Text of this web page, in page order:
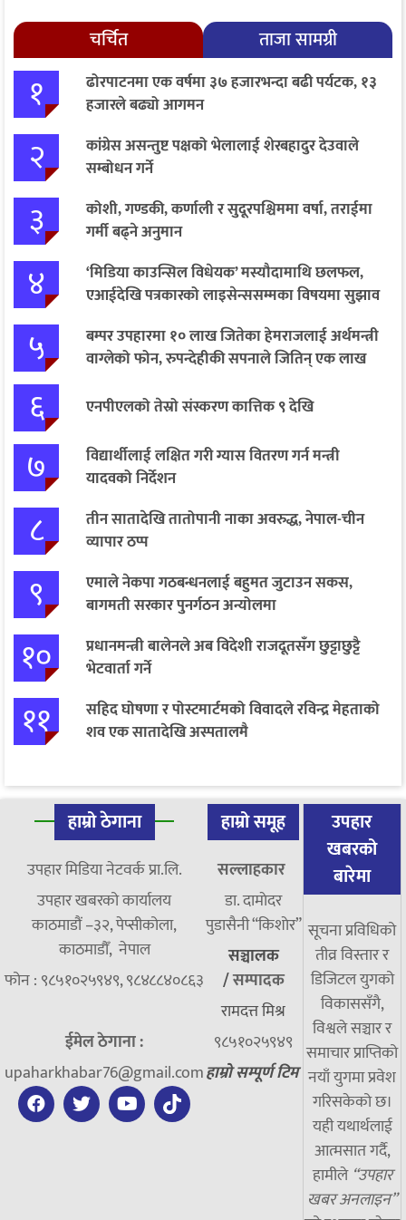
चर्चित ताजा सामग्री
१
ढोरपाटनमा एक वर्षमा ३७ हजारभन्दा बढी पर्यटक, १३
हजारले बढ्यो आगमन
२
कांग्रेस असन्तुष्ट पक्षको भेलालाई शेरबहादुर देउवाले
सम्बोधन गर्ने
३
कोशी, गण्डकी, कर्णाली र सुदूरपश्चिममा वर्षा, तराईमा
गर्मी बढ्ने अनुमान
४
‘मिडिया काउन्सिल विधेयक’ मस्यौदामाथि छलफल,
एआईदेखि पत्रकारको लाइसेन्ससम्मका विषयमा सुझाव
५
बम्पर उपहारमा १० लाख जितेका हेमराजलाई अर्थमन्त्री
वाग्लेको फोन, रुपन्देहीकी सपनाले जितिन् एक लाख
६ एनपीएलको तेस्रो संस्करण कात्तिक ९ देखि
७
विद्यार्थीलाई लक्षित गरी ग्यास वितरण गर्न मन्त्री
यादवको निर्देशन
८
तीन सातादेखि तातोपानी नाका अवरुद्ध, नेपाल-चीन
व्यापार ठप्प
९
एमाले नेकपा गठबन्धनलाई बहुमत जुटाउन सकस,
बागमती सरकार पुनर्गठन अन्योलमा
१०
प्रधानमन्त्री बालेनले अब विदेशी राजदूतसँग छुट्टाछुट्टै
भेटवार्ता गर्ने
११
सहिद घोषणा र पोस्टमार्टमको विवादले रविन्द्र मेहताको
शव एक सातादेखि अस्पतालमै
हाम्रो ठेगाना
उपहार मिडिया नेटवर्क प्रा.लि.
उपहार खबरको कार्यालय
काठमाडौं –३२, पेप्सीकोला,
काठमाडौँ, नेपाल
फोन : ९८५१०२५९४९, ९८४८८४०८६३
ईमेल ठेगाना :
upaharkhabar76@gmail.com
हाम्रो समूह
सल्लाहकार
डा. दामाेदर
पुडासैनी “किशाेर”
सञ्चालक
/सम्पादक
रामदत्त मिश्र
९८५१०२५९४९
हाम्रो सम्पूर्ण टिम
उपहार
खबरको
बारेमा
सूचना प्रविधिको
तीव्र विस्तार र
डिजिटल युगको
विकाससँगै,
विश्वले सञ्चार र
समाचार प्राप्तिको
नयाँ युगमा प्रवेश
गरिसकेको छ।
यही यथार्थलाई
आत्मसात गर्दै,
हामीले “उपहार
खबर अनलाइन”